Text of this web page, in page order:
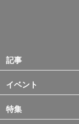
記事
イベント
特集